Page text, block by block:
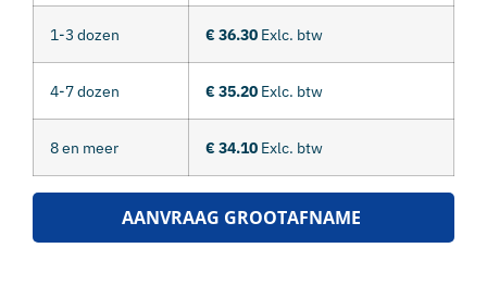
1-3 dozen € 36.30 Exlc. btw
4-7 dozen € 35.20 Exlc. btw
8 en meer € 34.10 Exlc. btw
AANVRAAG GROOTAFNAME